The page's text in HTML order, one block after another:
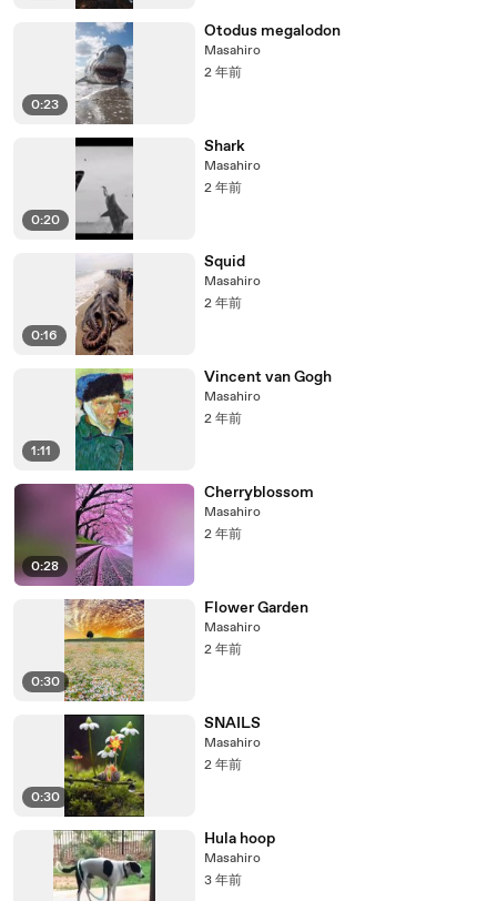
0:23
Otodus megalodon
Masahiro
2 年前
0:20
Shark
Masahiro
2 年前
0:16
Squid
Masahiro
2 年前
1:11
Vincent van Gogh
Masahiro
2 年前
0:28
Cherryblossom
Masahiro
2 年前
0:30
Flower Garden
Masahiro
2 年前
0:30
SNAILS
Masahiro
2 年前
Hula hoop
Masahiro
3 年前